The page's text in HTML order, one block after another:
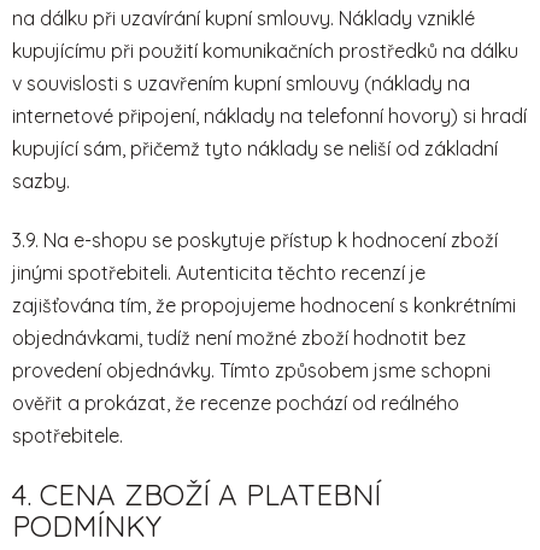
na dálku při uzavírání kupní smlouvy. Náklady vzniklé
kupujícímu při použití komunikačních prostředků na dálku
v souvislosti s uzavřením kupní smlouvy (náklady na
internetové připojení, náklady na telefonní hovory) si hradí
kupující sám, přičemž tyto náklady se neliší od základní
sazby.
3.9. Na e-shopu se poskytuje přístup k hodnocení zboží
jinými spotřebiteli. Autenticita těchto recenzí je
zajišťována tím, že propojujeme hodnocení s konkrétními
objednávkami, tudíž není možné zboží hodnotit bez
provedení objednávky. Tímto způsobem jsme schopni
ověřit a prokázat, že recenze pochází od reálného
spotřebitele.
4. CENA ZBOŽÍ A PLATEBNÍ
PODMÍNKY